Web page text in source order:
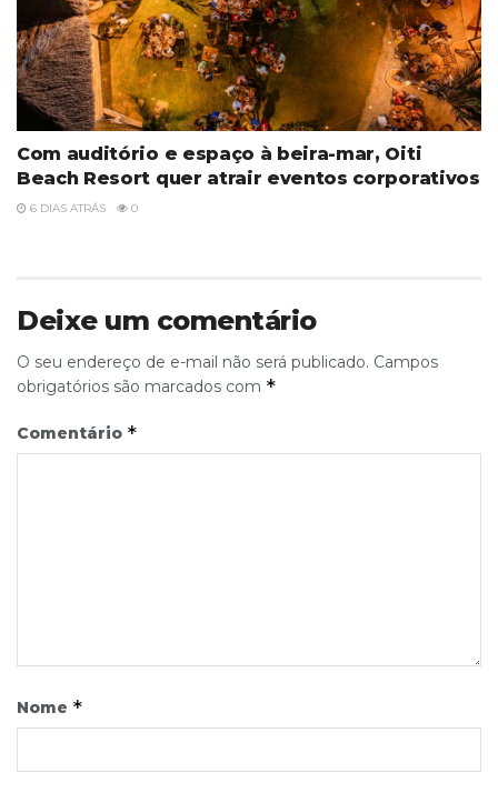
Com auditório e espaço à beira-mar, Oiti
Beach Resort quer atrair eventos corporativos
6 DIAS ATRÁS 0
Deixe um comentário
O seu endereço de e-mail não será publicado. Campos
obrigatórios são marcados com *
Comentário *
Nome *